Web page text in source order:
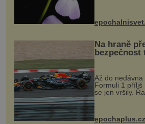
vstupenka...
Na hraně
bezpečnost
Až do
Formuli 1 příliš
se jen vršily.
na vlastní kůži,
následky nebo
života. Dnes
epochaplus.cz